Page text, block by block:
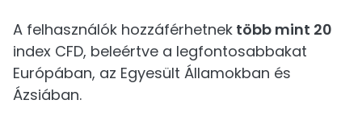
A felhasználók hozzáférhetnek több mint 20
index CFD, beleértve a legfontosabbakat
Európában, az Egyesült Államokban és
Ázsiában.